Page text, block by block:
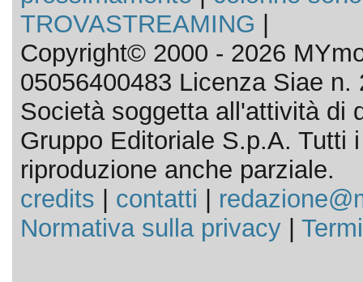
TROVASTREAMING
Copyright© 2000 - 2026
05056400483 Licenza Siae n.
Società soggetta all'attività di
Gruppo Editoriale S.p.A. Tutti
riproduzione anche parziale.
credits
contatti
Normativa sulla privacy|